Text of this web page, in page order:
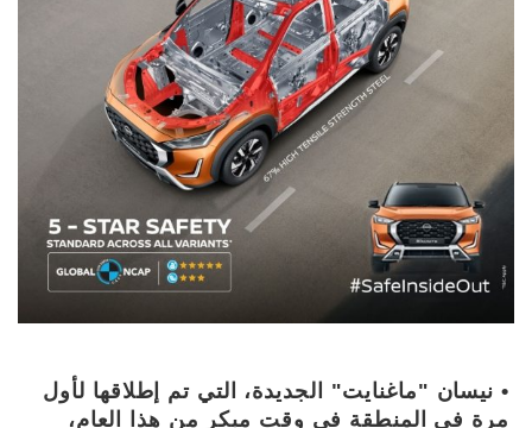
• نيسان "ماغنايت" الجديدة، التي تم إطلاقها لأول
مرة في المنطقة في وقت مبكر من هذا العام،